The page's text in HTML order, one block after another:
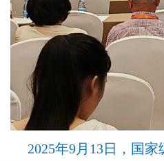
2025年9月13日，国家